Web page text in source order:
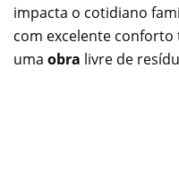
impacta o cotidiano
com excelente
uma obra livre de